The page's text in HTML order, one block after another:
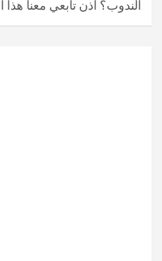
الندوب؟ اذن تابعي معنا